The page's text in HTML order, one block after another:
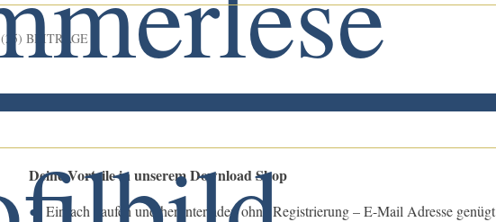
(25) BEITRÄGE
Deine Vorteile in unserem Download Shop
Einfach kaufen und herunterladen ohne Registrierung – E-Mail Adresse genügt